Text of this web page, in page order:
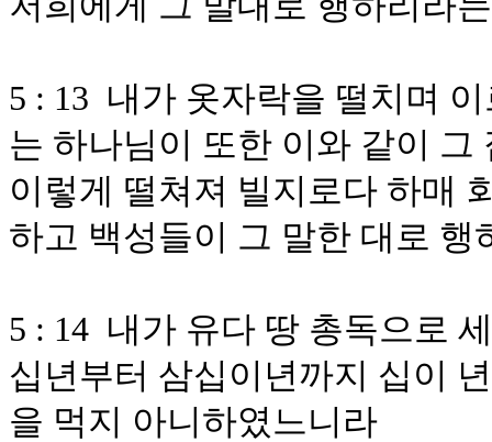
5 : 13 내가 옷자락을 떨치며
는 하나님이 또한 이와 같이
이렇게 떨쳐져 빌지로다 하매
하고 백성들이 그 말한 대로 행
5 : 14 내가 유다 땅 총독으로
십년부터 삼십이년까지 십이
을 먹지 아니하였느니라